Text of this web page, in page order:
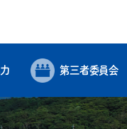
第三者委員会